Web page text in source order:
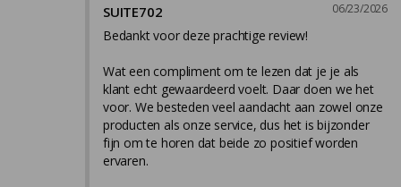
06/23/2026
SUITE702
Bedankt voor deze prachtige review!
Wat een compliment om te lezen dat je je als
klant echt gewaardeerd voelt. Daar doen we het
voor. We besteden veel aandacht aan zowel onze
producten als onze service, dus het is bijzonder
fijn om te horen dat beide zo positief worden
ervaren.